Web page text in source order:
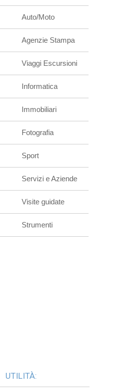
Auto/Moto
Agenzie Stampa
Viaggi Escursioni
Informatica
Immobiliari
Fotografia
Sport
Servizi e Aziende
Visite guidate
Strumenti
UTILITÀ: